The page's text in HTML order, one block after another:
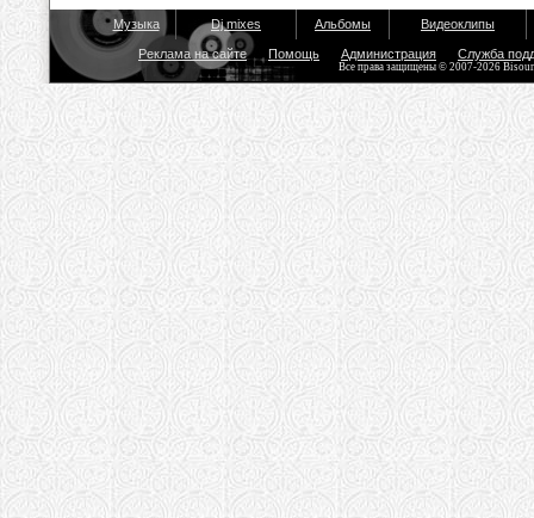
Музыка Dj mixes Альбомы Видеоклипы
Реклама на сайте Помощь Администрация Служба
Все права защищены © 2007-2026